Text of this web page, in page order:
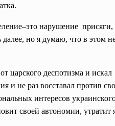
нарушение
но я думаю, что в этом
царского деспотизма и
и не раз восставал против
интересов
своей автономии,